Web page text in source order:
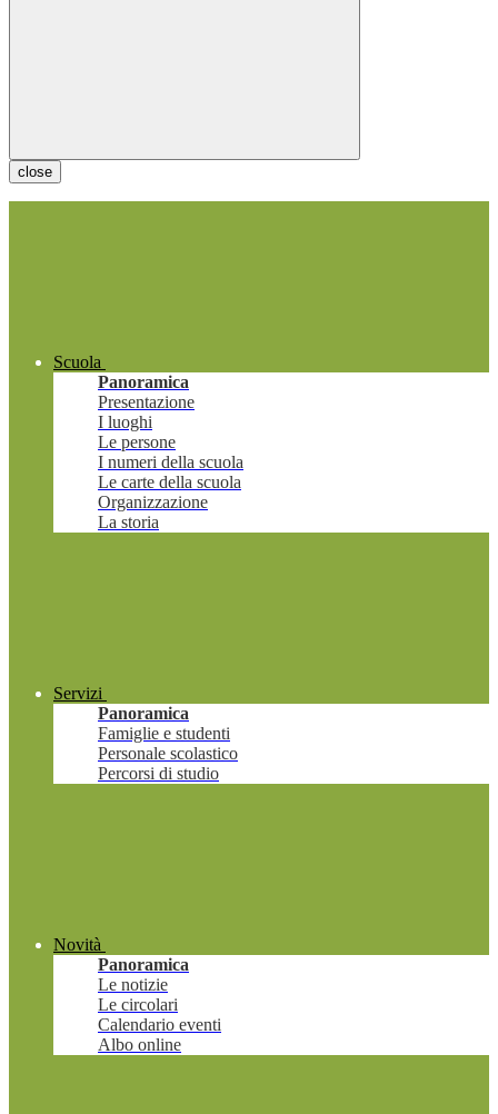
close
Scuola
Panoramica
Presentazione
I luoghi
Le persone
I numeri della scuola
Le carte della scuola
Organizzazione
La storia
Servizi
Panoramica
Famiglie e studenti
Personale scolastico
Percorsi di studio
Novità
Panoramica
Le notizie
Le circolari
Calendario eventi
Albo online